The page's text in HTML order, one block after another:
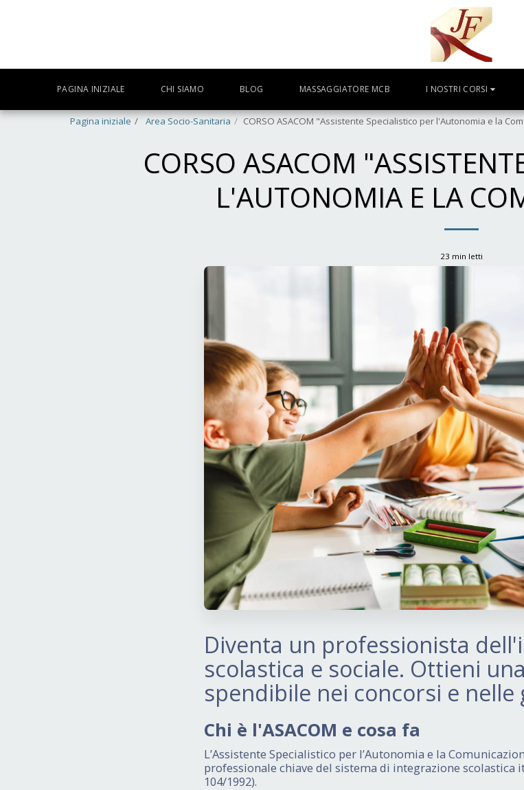
PAGINA INIZIALE CHI SIAMO BLOG MASSAGGIATORE MCB I NOSTRI CORSI
Pagina iniziale Area Socio-Sanitaria CORSO ASACOM "Assistente Specialistico per l'Autonomia e la
CORSO ASACOM
L'AUTONOMIA E LA
23 min letti
Diventa un professionista
scolastica e sociale. Ottieni
spendibile nei concorsi e nelle
Chi è l'ASACOM e cosa fa
L’Assistente Specialistico per l’Autonomia e la
professionale chiave del sistema di integrazione scolastica
104/1992).